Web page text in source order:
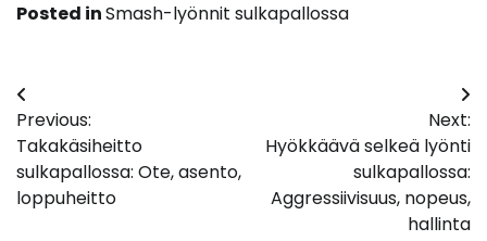
Posted inSmash-lyönnit sulkapallossa
Post
navigation
Previous:
Takakäsiheitto
sulkapallossa: Ote, asento,
loppuheitto
Next:
Hyökkäävä selkeä lyönti
sulkapallossa:
Aggressiivisuus, nopeus,
hallinta